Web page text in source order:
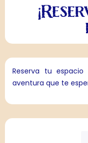
Reserva tu
aventura que te